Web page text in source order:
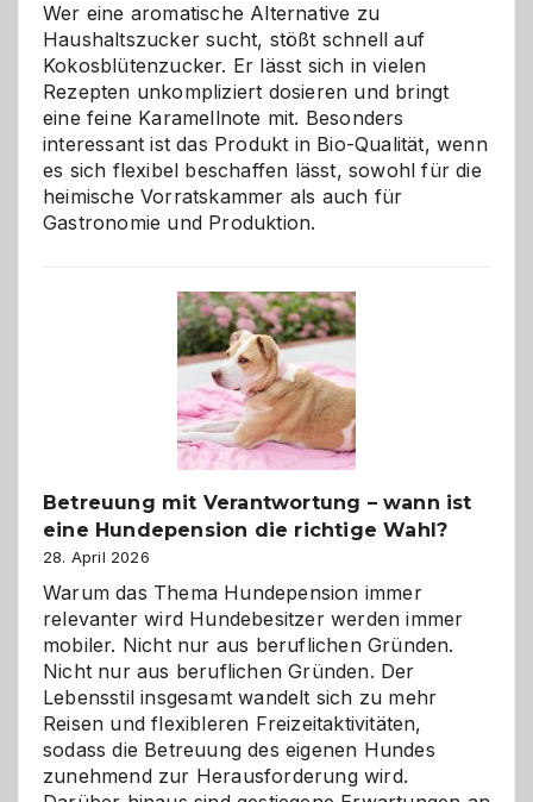
Wer eine aromatische Alternative zu
Haushaltszucker sucht, stößt schnell auf
Kokosblütenzucker. Er lässt sich in vielen
Rezepten unkompliziert dosieren und bringt
eine feine Karamellnote mit. Besonders
interessant ist das Produkt in Bio-Qualität, wenn
es sich flexibel beschaffen lässt, sowohl für die
heimische Vorratskammer als auch für
Gastronomie und Produktion.
Betreuung mit Verantwortung – wann ist
eine Hundepension die richtige Wahl?
28. April 2026
Warum das Thema Hundepension immer
relevanter wird Hundebesitzer werden immer
mobiler. Nicht nur aus beruflichen Gründen.
Nicht nur aus beruflichen Gründen. Der
Lebensstil insgesamt wandelt sich zu mehr
Reisen und flexibleren Freizeitaktivitäten,
sodass die Betreuung des eigenen Hundes
zunehmend zur Herausforderung wird.